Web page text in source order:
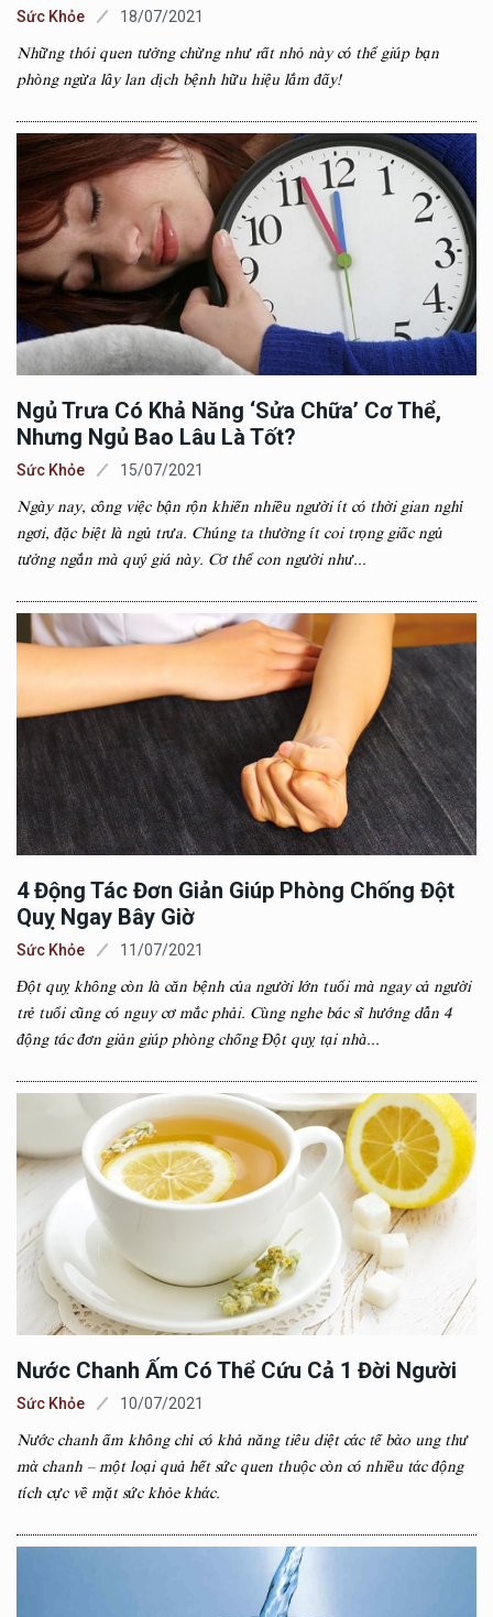
Sức Khỏe 18/07/2021
Những thói quen tưởng chừng như rất nhỏ này có thể giúp bạn
phòng ngừa lây lan dịch bệnh hữu hiệu lắm đấy!
Ngủ Trưa Có Khả Năng ‘sửa Chữa’ Cơ Thể,
Nhưng Ngủ Bao Lâu Là Tốt?
Sức Khỏe 15/07/2021
Ngày nay, công việc bận rộn khiến nhiều người ít có thời gian nghỉ
ngơi, đặc biệt là ngủ trưa. Chúng ta thường ít coi trọng giấc ngủ
tưởng ngắn mà quý giá này. Cơ thể con người như...
4 Động Tác Đơn Giản Giúp Phòng Chống Đột
Quỵ Ngay Bây Giờ
Sức Khỏe 11/07/2021
Đột quỵ không còn là căn bệnh của người lớn tuổi mà ngay cả người
trẻ tuổi cũng có nguy cơ mắc phải. Cùng nghe bác sĩ hướng dẫn 4
động tác đơn giản giúp phòng chống Đột quỵ tại nhà...
Nước Chanh Ấm Có Thể Cứu Cả 1 Đời Người
Sức Khỏe 10/07/2021
Nước chanh ấm không chỉ có khả năng tiêu diệt cάc tế bὰo ung thư
mὰ chanh – một loại quả hết sức quen thuộc còn có nhiều tάc động
tích cực về mặt sức khỏe khάc.